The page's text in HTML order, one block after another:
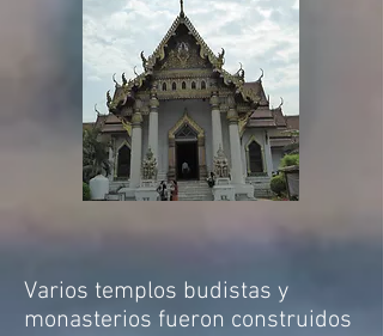
Varios templos budistas y
monasterios fueron construidos